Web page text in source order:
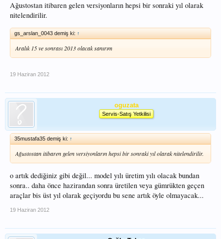
Ağustostan itibaren gelen versiyonların hepsi bir sonraki yıl olarak
nitelendirilir.
gs_arslan_0043 demiş ki: ↑
Aralık 15 ve sonrası 2013 olacak sanırım
19 Haziran 2012
oguzata
Servis-Satış Yetkilisi
35mustafa35 demiş ki: ↑
Ağustostan itibaren gelen versiyonların hepsi bir sonraki yıl olarak nitelendirilir.
o artık dediğiniz gibi değil... model yılı üretim yılı olacak bundan
sonra.. daha önce hazirandan sonra üretilen veya gümrükten geçen
araçlar bis üst yıl olarak geçiyordu bu sene artık öyle olmayacak...
19 Haziran 2012